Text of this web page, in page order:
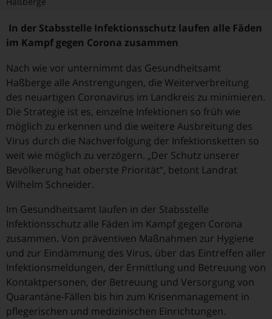
In der Stabsstelle Infektionsschutz laufen alle Fäden
im Kampf gegen Corona zusammen
Nach wie vor unternimmt das Gesundheitsamt
Haßberge alle Anstrengungen, die Weiterverbreitung
des neuartigen Coronavirus im Landkreis zu minimieren.
Die Strategie ist es, einzelne Infektionen so früh wie
möglich zu erkennen und die weitere Ausbreitung des
Virus durch die Nachverfolgung der Infektionsketten so
weit wie möglich zu verzögern. „Der Schutz unserer
Bevölkerung hat oberste Priorität“, betont Landrat
Wilhelm Schneider.
Im Gesundheitsamt laufen in der Stabsstelle
Infektionsschutz alle Fäden im Kampf gegen Corona
zusammen. Von präventiven Maßnahmen zur Hygiene
und zur Eindämmung des Virus, über das Eintreffen aller
Infektionsmeldungen, der Ermittlung und Betreuung von
Kontaktpersonen, der Betreuung und Versorgung von
Quarantäne-Fällen bis hin zum Krisenmanagement in
pflegerischen und medizinischen Einrichtungen.